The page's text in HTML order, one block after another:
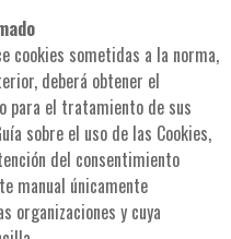
cookies sometidas a la norma,
deberá obtener el
para el tratamiento de sus
sobre el uso de las Cookies,
del consentimiento
manual únicamente
organizaciones y cuya